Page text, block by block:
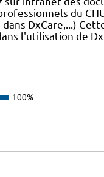
du
dans DxCare,...)
l'utilisation de
100%